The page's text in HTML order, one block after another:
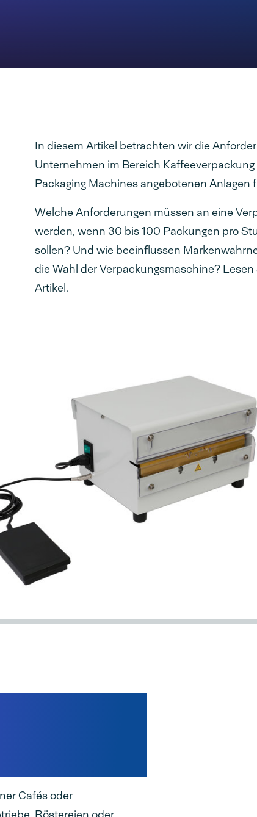
In diesem Artikel betrachten wir die
Unternehmen im Bereich
Packaging Machines angebotenen Anlagen
Welche Anforderungen müssen an eine
werden, wenn 30 bis 100 Packungen pro
sollen? Und wie beeinflussen
die Wahl der Verpackungsmaschine?
Artikel.
Cafés oder